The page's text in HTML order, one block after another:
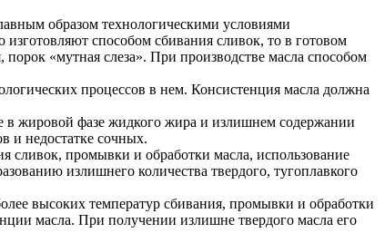
образом технологическими условиями
способом сбивания сливок, то в готовом
«мутная слеза». При производстве масла способом
процессов в нем. Консистенция масла должна
в жировой фазе жидкого жира и излишнем содержании
и недостатке сочных.
промывки и обработки масла, использование
излишнего количества твердого, тугоплавкого
высоких температур сбивания, промывки и обработки
масла. При получении излишне твердого масла его